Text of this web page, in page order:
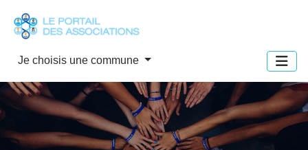
Je choisis une commune